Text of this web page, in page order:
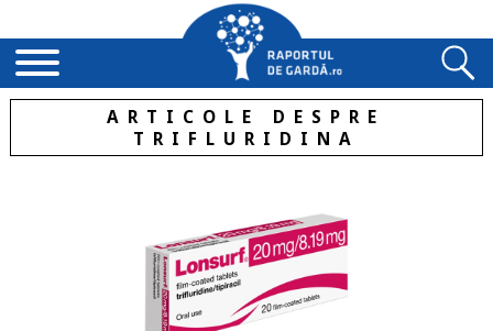
ARTICOLE DESPRE
TRIFLURIDINA